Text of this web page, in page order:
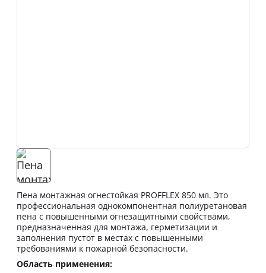
Пена монтажная огнестойкая PROFFLEX 850 мл. Это
профессиональная однокомпонентная полиуретановая
пена с повышенными огнезащитными свойствами,
предназначенная для монтажа, герметизации и
заполнения пустот в местах с повышенными
требованиями к пожарной безопасности.
Область применения: